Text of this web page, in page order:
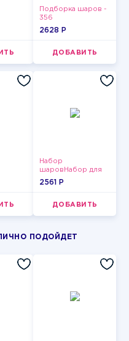
Подборка шаров -
356
2628 P
ДОБАВИТЬ
Набор
шаровНабор для
мужчин-11
2561 P
ДОБАВИТЬ
ПОДОЙДЕТ